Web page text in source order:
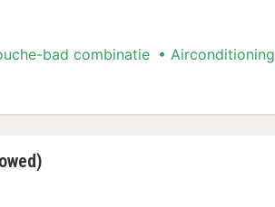
bad combinatie Airconditioning